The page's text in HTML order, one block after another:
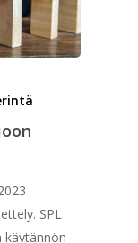
SPL
käytännön